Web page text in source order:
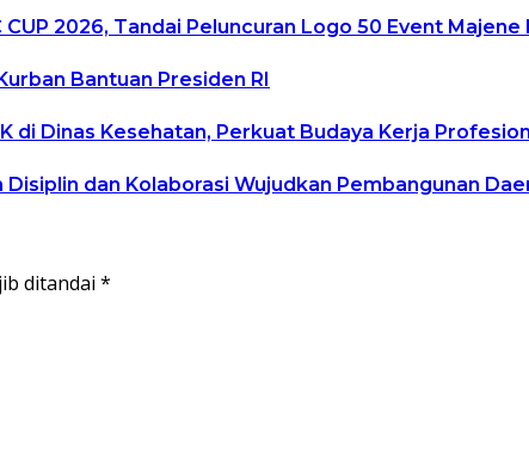
2026, Tandai Peluncuran Logo 50 Event Majene
Bantuan Presiden RI
di Dinas Kesehatan, Perkuat Budaya Kerja
dan Kolaborasi Wujudkan Pembangunan
ditandai *